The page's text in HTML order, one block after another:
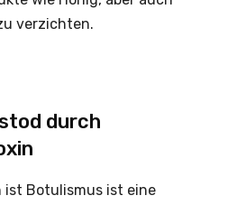
verzichten.
durch
ist Botulismus ist eine